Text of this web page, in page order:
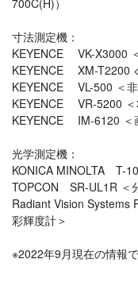
寸法測定機：
KEYENCE VK-X3000
KEYENCE XM-T2200
KEYENCE VL-500 ＜
KEYENCE VR-5200 ＜
KEYENCE IM-6120 ＜
光学測定機：
KONICA MINOLTA T-
TOPCON SR-UL1R ＜
Radiant Vision Systems
彩輝度計＞
※2022年9月現在の情報で